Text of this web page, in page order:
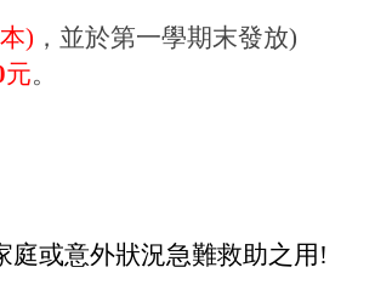
) ，並於第一學期末發放)
元。
庭或意外狀況急難救助之用 !